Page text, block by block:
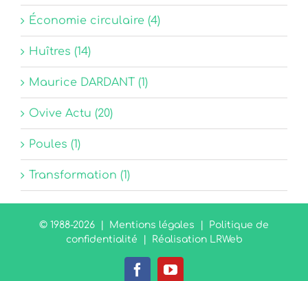
Économie circulaire (4)
Huîtres (14)
Maurice DARDANT (1)
Ovive Actu (20)
Poules (1)
Transformation (1)
© 1988-2026 | Mentions légales
Politique de
confidentialité
Réalisation LRWeb
FacebookYouTube